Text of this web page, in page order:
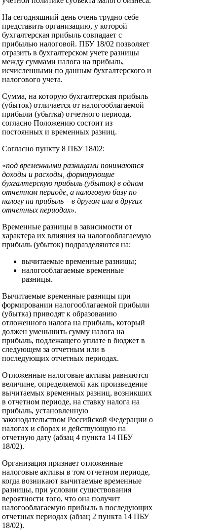
На сегодняшний день очень трудно себе
представить организацию, у которой
бухгалтерская прибыль совпадает с
прибылью налоговой. ПБУ 18/02 позволяет
отразить в бухгалтерском учете разницы
между суммами налога на прибыль,
исчисленными по данным бухгалтерского и
налогового учета.
Сумма, на которую бухгалтерская прибыль
(убыток) отличается от налогооблагаемой
прибыли (убытка) отчетного периода,
согласно Положению состоит из
постоянных и временных разниц.
Согласно пункту 8 ПБУ 18/02:
«под временными разницами понимаются
доходы и расходы, формирующие
бухгалтерскую прибыль (убыток) в одном
отчетном периоде, а налоговую базу по
налогу на прибыль – в другом или в других
отчетных периодах».
Временные разницы в зависимости от
характера их влияния на налогооблагаемую
прибыль (убыток) подразделяются на:
вычитаемые временные разницы;
налогооблагаемые временные
разницы.
Вычитаемые временные разницы при
формировании налогооблагаемой прибыли
(убытка) приводят к образованию
отложенного налога на прибыль, который
должен уменьшить сумму налога на
прибыль, подлежащего уплате в бюджет в
следующем за отчетным или в
последующих отчетных периодах.
Отложенные налоговые активы равняются
величине, определяемой как произведение
вычитаемых временных разниц, возникших
в отчетном периоде, на ставку налога на
прибыль, установленную
законодательством Российской Федерации о
налогах и сборах и действующую на
отчетную дату (абзац 4 пункта 14 ПБУ
18/02).
Организация признает отложенные
налоговые активы в том отчетном периоде,
когда возникают вычитаемые временные
разницы, при условии существования
вероятности того, что она получит
налогооблагаемую прибыль в последующих
отчетных периодах (абзац 2 пункта 14 ПБУ
18/02).